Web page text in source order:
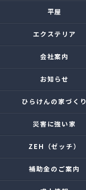
平屋
エクステリア
会社案内
お知らせ
ひらけんの家づくり
災害に強い家
ZEH（ゼッチ）
補助金のご案内